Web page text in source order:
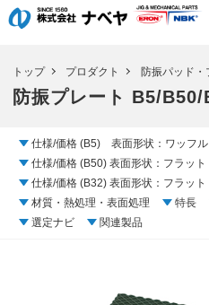
トップ プロダクト 防振パッド・
防振プレート B5/B50/
仕様/価格 (B5) 表面形状：ワッフル
仕様/価格 (B50) 表面形状：フラット
仕様/価格 (B32) 表面形状：フラット
材質・熱処理・表面処理
特長
選定ナビ
関連製品